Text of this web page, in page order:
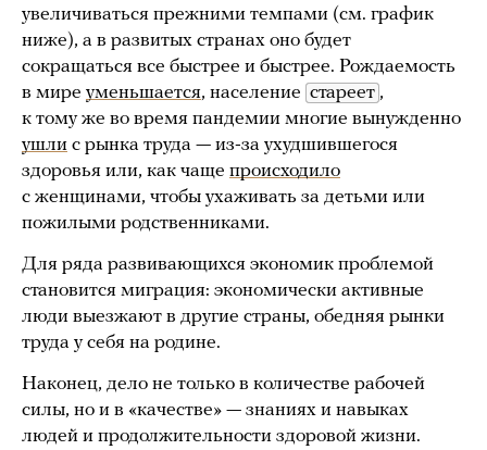
увеличиваться прежними темпами (см. график
ниже), а в развитых странах оно будет
сокращаться все быстрее и быстрее. Рождаемость
в мире уменьшается, население стареет ,
к тому же во время пандемии многие вынужденно
ушли с рынка труда — из-за ухудшившегося
здоровья или, как чаще происходило
с женщинами, чтобы ухаживать за детьми или
пожилыми родственниками.
Для ряда развивающихся экономик проблемой
становится миграция: экономически активные
люди выезжают в другие страны, обедняя рынки
труда у себя на родине.
Наконец, дело не только в количестве рабочей
силы, но и в «качестве» — знаниях и навыках
людей и продолжительности здоровой жизни.